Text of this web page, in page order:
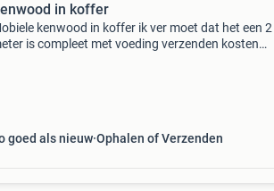
in koffer
kenwood in koffer ik ver moet dat het een 2
is compleet met voeding verzenden kosten
goed als nieuw Ophalen of Verzenden